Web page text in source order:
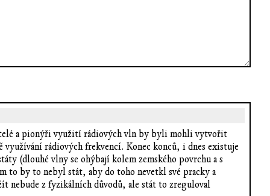
a pionýři využití rádiových vln by byli mohli vytvořit
rádiových frekvencí. Konec konců, i dnes existuje
(dlouhé vlny se ohýbají kolem zemského povrchu a s
to by to nebyl stát, aby do toho nevetkl své pracky a
nebude z fyzikálních důvodů, ale stát to zreguloval